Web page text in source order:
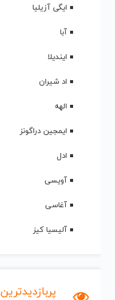
ایگی آزیلیا
آبا
ایندیلا
اد شیران
الهه
ایمجین دراگونز
ادل
آویسی
آغاسی
آلیسیا کیز
پربازدیدترین